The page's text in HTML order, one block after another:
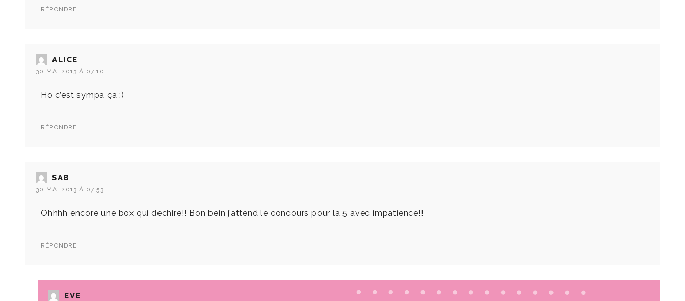
RÉPONDRE
ALICE
30 MAI 2013 À 07:10
Ho c’est sympa ça :)
RÉPONDRE
SAB
30 MAI 2013 À 07:53
Ohhhh encore une box qui dechire!! Bon bein j’attend le concours pour la 5 avec impatience!!
RÉPONDRE
EVE